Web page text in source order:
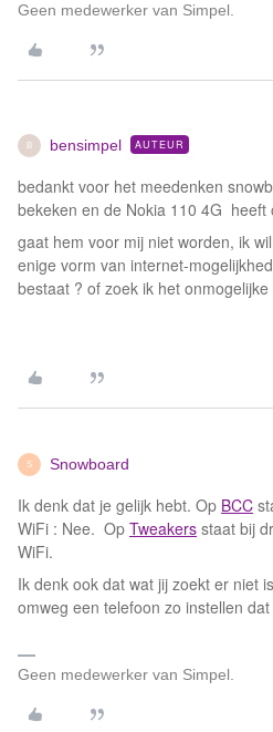
Geen medewerker van Simpel.
B bensimpel AUTEUR
bedankt voor het meedenken
bekeken en de Nokia 110 4G heeft
gaat hem voor mij niet worden, ik
enige vorm van internet-
bestaat ? of zoek ik het onmogelijke
S Snowboard
Ik denk dat je gelijk hebt. Op BCC
WiFi : Nee. Op Tweakers staat bij
WiFi.
Ik denk ook dat wat jij zoekt er niet
omweg een telefoon zo instellen
Geen medewerker van Simpel.